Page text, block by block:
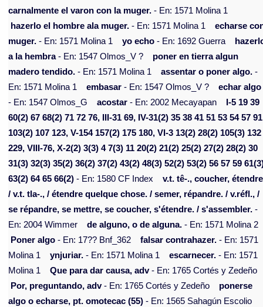
carnalmente el varon con la muger. - En: 1571 Molina 1
hazerlo el hombre ala muger. - En: 1571 Molina 1
echarse
muger. - En: 1571 Molina 1 yo echo - En: 1692 Guerra
a la hembra- En: 1547 Olmos_V ?
poner en tierra algun
madero tendido. - En: 1571 Molina 1 assentar o poner algo. -
En: 1571 Molina 1
embasar - En: 1547 Olmos_V ?
echar algo
- En: 1547 Olmos_G
acostar - En: 2002 Mecayapan
I-5 19 39
60(2) 67 68(2) 71 72 76, III-31 69, IV-31(2) 35 38 41 51 53 54 57 91
103(2) 107 123, V-154 157(2) 175 180, VI-3 13(2) 28(2) 105(3) 132
229, VIII-76, X-2(2) 3(3) 4 7(3) 11 20(2) 21(2) 25(2) 27(2) 28(2) 30
31(3) 32(3) 35(2) 36(2) 37(2) 43(2) 48(3) 52(2) 53(2) 56 57 59
63(2) 64 65 66(2) - En: 1580 CF Index
v.t. tê-., coucher,
/ v.t. tla-., / étendre quelque chose. / semer, répandre. / v.réfl., /
se répandre, se mettre, se coucher, s'étendre. / s'assembler. -
En: 2004 Wimmer
de alguno, o de alguna. - En: 1571 Molina 2
Poner algo - En: 17?? Bnf_362 falsar contrahazer. - En: 1571
Molina 1
ynjuriar. - En: 1571 Molina 1 escarnecer. - En: 1571
Molina 1
Que para dar causa, adv- En: 1765 Cortés y Zedeño
Por, preguntando, adv- En: 1765 Cortés y Zedeño
ponerse
algo o echarse, pt. omotecac (55) - En: 1565 Sahagún Escolio